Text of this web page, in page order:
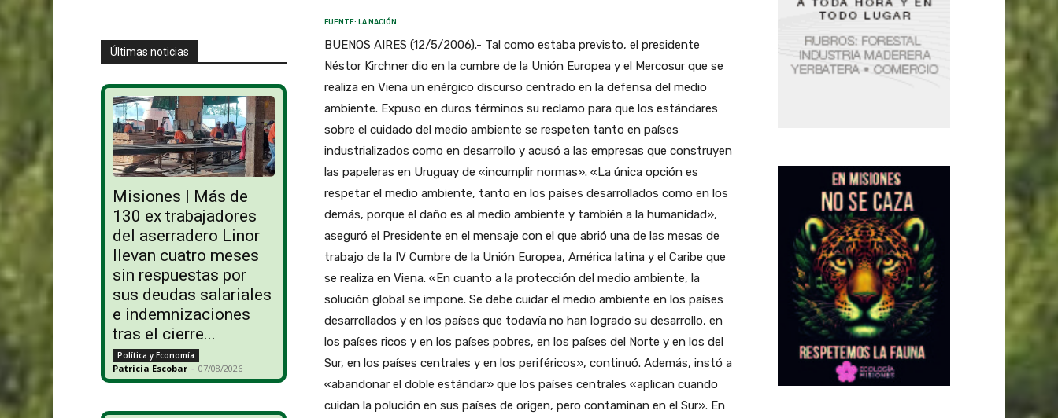
Últimas noticias
Misiones | Más de
130 ex trabajadores
del aserradero Linor
llevan cuatro meses
sin respuestas por
sus deudas salariales
e indemnizaciones
tras el cierre...
Política y Economía
Patricia Escobar - 07/08/2026
FUENTE: LA NACIÓN
BUENOS AIRES (12/5/2006).- Tal como estaba previsto, el presidente
Néstor Kirchner dio en la cumbre de la Unión Europea y el Mercosur que se
realiza en Viena un enérgico discurso centrado en la defensa del medio
ambiente. Expuso en duros términos su reclamo para que los estándares
sobre el cuidado del medio ambiente se respeten tanto en países
industrializados como en desarrollo y acusó a las empresas que construyen
las papeleras en Uruguay de «incumplir normas». «La única opción es
respetar el medio ambiente, tanto en los países desarrollados como en los
demás, porque el daño es al medio ambiente y también a la humanidad»,
aseguró el Presidente en el mensaje con el que abrió una de las mesas de
trabajo de la IV Cumbre de la Unión Europea, América latina y el Caribe que
se realiza en Viena. «En cuanto a la protección del medio ambiente, la
solución global se impone. Se debe cuidar el medio ambiente en los países
desarrollados y en los países que todavía no han logrado su desarrollo, en
los países ricos y en los países pobres, en los países del Norte y en los del
Sur, en los países centrales y en los periféricos», continuó. Además, instó a
«abandonar el doble estándar» que los países centrales «aplican cuando
cuidan la polución en sus países de origen, pero contaminan en el Sur». En